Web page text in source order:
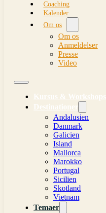
Coaching
Kalender
Om os
Om os
Anmeldelser
Presse
Video
Kursus & Workshops
Destinationer
Andalusien
Danmark
Galicien
Island
Mallorca
Marokko
Portugal
Sicilien
Skotland
Vietnam
Temaer